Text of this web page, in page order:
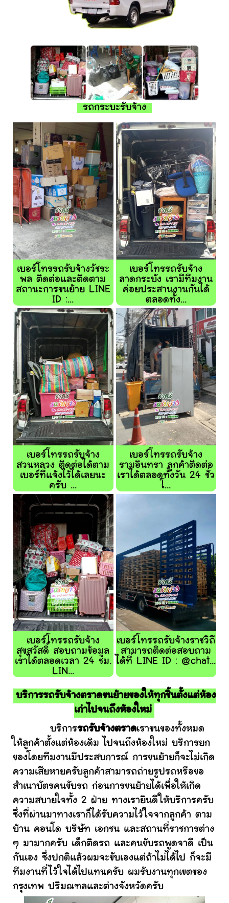
รถกระบะรับจ้าง
เบอร์โทรรถรับจ้างวัชระ
พล ติดต่อและติดตาม
สถานะการขนย้าย LINE
ID :...
เบอร์โทรรถรับจ้าง
ลาดกระบัง เรามีทีมงาน
ค่อยประสานงานกันได้
ตลอดทั้ง...
เบอร์โทรรถรับจ้าง
สวนหลวง ติดต่อได้ตาม
เบอร์ที่แจ้งไว้ได้เลยนะ
ครับ ...
เบอร์โทรรถรับจ้าง
รามอินทรา ลูกค้าติดต่อ
เราได้ตลอดทั้งวัน 24 ชั่ว
โ...
เบอร์โทรรถรับจ้าง
สุขสวัสดิ์ สอบถามข้อมูล
เราได้ตลอดเวลา 24 ชม.
LIN...
เบอร์โทรรถรับจ้างราชวิถี
สามารถติดต่อสอบถาม
ได้ที่ LINE ID : @chat...
บริการรถรับจ้างตราดขนย้ายของให้ทุกชิ้นตั้งแต่ห้อง
เก่าไปจนถึงห้องใหม่
บริการรถรับจ้างตราดเราขนของทั้งหมด
ให้ลูกค้าตั้งแต่ห้องเดิม ไปจนถึงห้องใหม่ บริการยก
ของโดยทีมงานมีประสบการณ์ การขนย้ายก็จะไม่เกิด
ความเสียหายครับลูกค้าสามารถถ่ายรูปรถหรือขอ
สำเนาบัตรคนขับรถ ก่อนการขนย้ายได้เพื่อให้เกิด
ความสบายใจทั้ง 2 ฝ่าย ทางเรายินดีให้บริการครับ
ซึ่งที่ผ่านมาทางเราก็ได้รับความไว้ใจจากลูกค้า ตาม
บ้าน คอนโด บริษัท เอกชน และสถานที่ราชการต่าง
ๆ มามากครับ เด็กติดรถ และคนขับรถพูดจาดี เป็น
กันเอง ซึ่งปกติแล้วผมจะขับเองแต่ถ้าไม่ได้ไป ก็จะมี
ทีมงานที่ไว้ใจได้ไปแทนครับ ผมรับงานทุกเขตของ
กรุงเทพ ปริมณฑลและต่างจังหวัดครับ